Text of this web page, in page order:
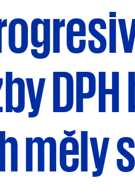
měly